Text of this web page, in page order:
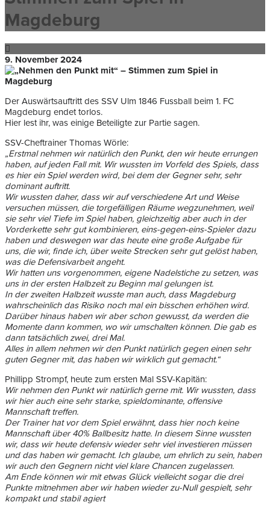
Magdeburg
9. November 2024
Der Auswärtsauftritt des SSV Ulm 1846 Fussball beim 1. FC
Magdeburg endet torlos.
Hier lest ihr, was einige Beteiligte zur Partie sagen.
SSV-Cheftrainer Thomas Wörle:
„Erstmal nehmen wir natürlich den Punkt, den wir heute errungen
haben, auf jeden Fall mit. Wir wussten im Vorfeld des Spiels, dass
es hier ein Spiel werden wird, bei dem der Gegner sehr, sehr
dominant auftritt.
Wir wussten daher, dass wir auf verschiedene Art und Weise
versuchen müssen, die torgefälligen Räume wegzunehmen, weil
sie sehr viel Tiefe im Spiel haben, gleichzeitig aber auch in der
Vorderkette sehr gut kombinieren, eins-gegen-eins-Spieler dazu
haben und deswegen war das heute eine große Aufgabe für
uns, die wir, finde ich, über weite Strecken sehr gut gelöst haben,
was die Defensivarbeit angeht.
Wir hatten uns vorgenommen, eigene Nadelstiche zu setzen, was
uns in der ersten Halbzeit zu Beginn mal gelungen ist.
In der zweiten Halbzeit wusste man auch, dass Magdeburg
wahrscheinlich das Risiko noch mal ein bisschen erhöhen wird.
Darüber hinaus haben wir aber schon gewusst, da werden die
Momente dann kommen, wo wir umschalten können. Die gab es
dann tatsächlich zwei, drei Mal.
Alles in allem nehmen wir den Punkt natürlich gegen einen sehr
guten Gegner mit, das haben wir wirklich gut gemacht.“
Phillipp Strompf, heute zum ersten Mal SSV-Kapitän:
Wir nehmen den Punkt wir natürlich gerne mit. Wir wussten, dass
wir hier auch eine sehr starke, spieldominante, offensive
Mannschaft treffen.
Der Trainer hat vor dem Spiel erwähnt, dass hier noch keine
Mannschaft über 40% Ballbesitz hatte. In diesem Sinne wussten
wir, dass wir heute defensiv wieder sehr viel investieren müssen
und das haben wir gemacht. Ich glaube, um ehrlich zu sein, haben
wir auch den Gegnern nicht viel klare Chancen zugelassen.
Am Ende können wir mit etwas Glück vielleicht sogar die drei
Punkte mitnehmen aber wir haben wieder zu-Null gespielt, sehr
kompakt und stabil agiert